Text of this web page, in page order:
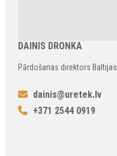
DAINIS DRONKA
Pārdošanas direktors
dainis@uretek.lv
+371 2544 0919